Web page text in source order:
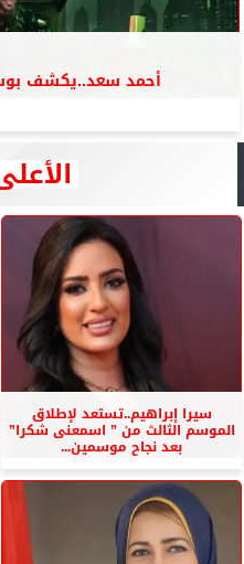
أحمد سعد..يكشف
سيرا إبراهيم..تستعد لإطلاق
الموسم الثالث من ” اسمعنى شكرا”
بعد نجاح موسمين...